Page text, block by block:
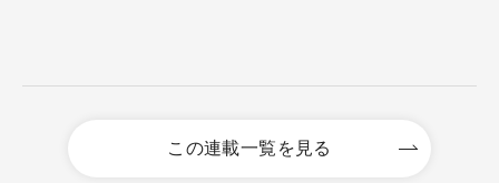
この連載一覧を見る